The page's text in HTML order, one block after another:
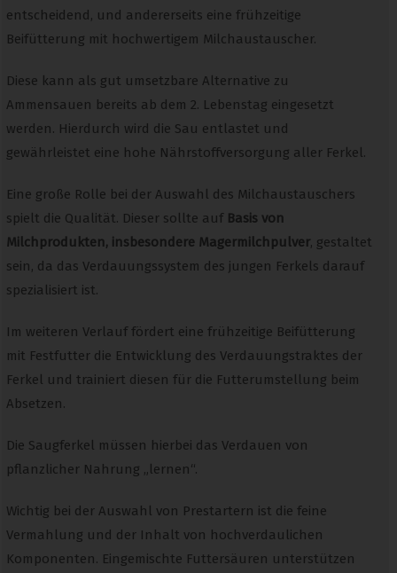
entscheidend, und andererseits eine frühzeitige
Beifütterung mit hochwertigem Milchaustauscher.
Diese kann als gut umsetzbare Alternative zu
Ammensauen bereits ab dem 2. Lebenstag eingesetzt
werden. Hierdurch wird die Sau entlastet und
gewährleistet eine hohe Nährstoffversorgung aller Ferkel.
Eine große Rolle bei der Auswahl des Milchaustauschers
spielt die Qualität. Dieser sollte auf Basis von
Milchprodukten, insbesondere Magermilchpulver, gestaltet
sein, da das Verdauungssystem des jungen Ferkels darauf
spezialisiert ist.
Im weiteren Verlauf fördert eine frühzeitige Beifütterung
mit Festfutter die Entwicklung des Verdauungstraktes der
Ferkel und trainiert diesen für die Futterumstellung beim
Absetzen.
Die Saugferkel müssen hierbei das Verdauen von
pflanzlicher Nahrung „lernen“.
Wichtig bei der Auswahl von Prestartern ist die feine
Vermahlung und der Inhalt von hochverdaulichen
Komponenten. Eingemischte Futtersäuren unterstützen